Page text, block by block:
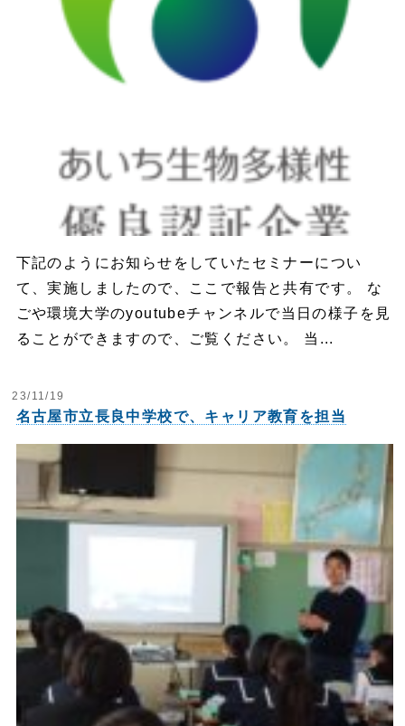
下記のようにお知らせをしていたセミナーについ
て、実施しましたので、ここで報告と共有です。 な
ごや環境大学のyoutubeチャンネルで当日の様子を見
ることができますので、ご覧ください。 当...
23/11/19
名古屋市立長良中学校で、キャリア教育を担当